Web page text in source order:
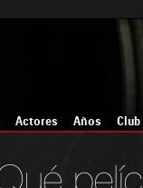
Actores Años Club